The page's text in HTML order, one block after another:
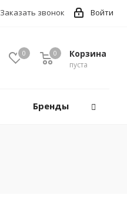
Войти
Заказать звонок
0 Корзина
пуста
0
Бренды